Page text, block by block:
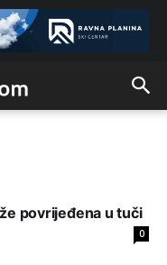
povrijeđena u tuči
0
od 10 godina
(koji
partija, a ne po želji